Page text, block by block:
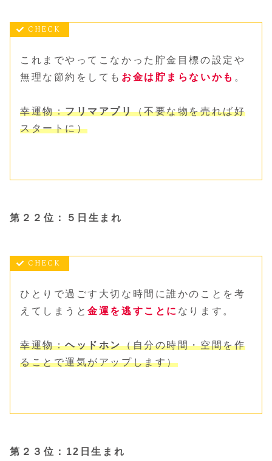
これまでやってこなかった貯金目標の設定や
無理な節約をしても お金は貯まらないかも 。
幸運物：フリマアプリ（不要な物を売れば好
スタートに）
第２２位：５日生まれ
ひとりで過ごす大切な時間に誰かのことを考
えてしまうと金運を逃すことに なります。
幸運物：ヘッドホン（自分の時間・空間を作
ることで運気がアップします）
第２３位：12日生まれ